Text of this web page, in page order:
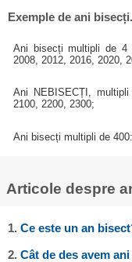
Exemple de ani bisecți.
Ani bisecți multipli de 4
2008, 2012, 2016, 2020,
Ani NEBISECȚI,
2100, 2200, 2300;
Ani bisecți multipli de
Articole despre
1.Ce este un an
2.Cât de des avem